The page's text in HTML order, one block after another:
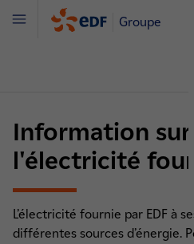
Groupe
Menu
Information sur
l'électricité
L’électricité fournie par EDF à
différentes sources d’énergie.